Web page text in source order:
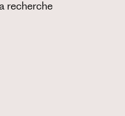
recherche